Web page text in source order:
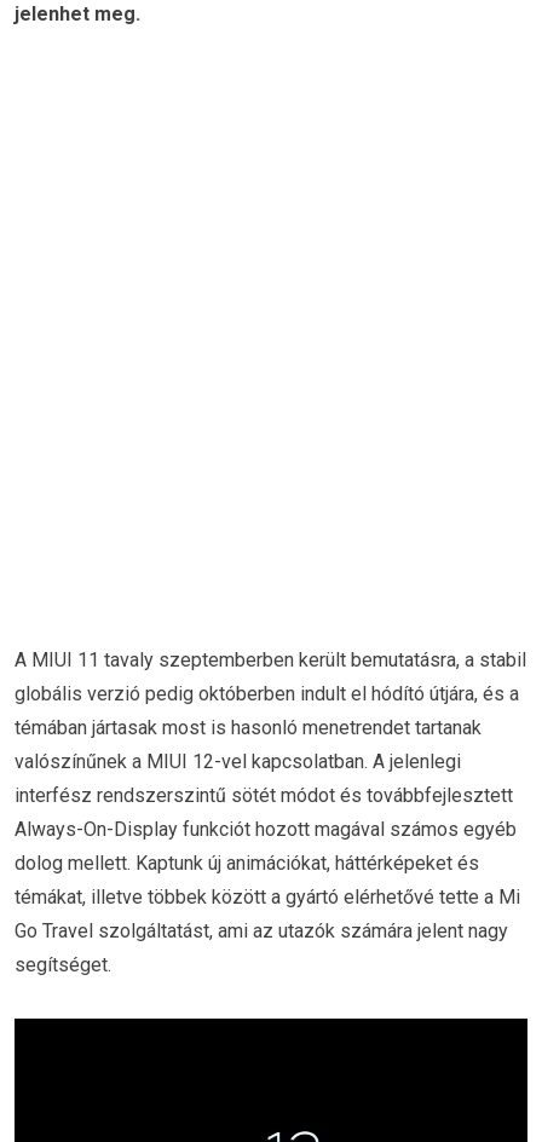
jelenhet meg.
A MIUI 11 tavaly szeptemberben került bemutatásra, a stabil
globális verzió pedig októberben indult el hódító útjára, és a
témában jártasak most is hasonló menetrendet tartanak
valószínűnek a MIUI 12-vel kapcsolatban. A jelenlegi
interfész rendszerszintű sötét módot és továbbfejlesztett
Always-On-Display funkciót hozott magával számos egyéb
dolog mellett. Kaptunk új animációkat, háttérképeket és
témákat, illetve többek között a gyártó elérhetővé tette a Mi
Go Travel szolgáltatást, ami az utazók számára jelent nagy
segítséget.